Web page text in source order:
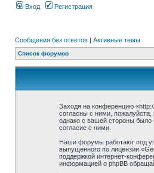
Вход Регистрация
Сообщения без ответов | Активные темы
Список форумов
Заходя на конференцию
согласны с ними,
однако с вашей стороны было
согласие с ними.
Наши форумы работают под
выпущенного по лицензии
поддержкой интернет-
информацией о phpBB